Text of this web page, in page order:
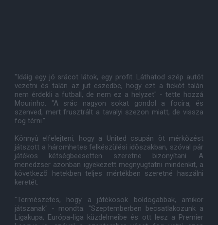
"Idáig egy jó srácot látok, egy profit. Láthatod szép autót
vezetni és talán az jut eszedbe, hogy ezt a fickót talán
nem érdekli a futball, de nem ez a helyzet" - tette hozzá
Mourinho. "A srác nagyon sokat gondol a focira, és
szenved, mert frusztrált a tavalyi szezon miatt, de vissza
fog térni."
Könnyû elfelejteni, hogy a United csupán öt mérkõzést
játszott a háromhetes felkészülési idõszakban, szóval pár
játékos kétségbeesetten szeretne bizonyítani. A
menedzser azonban igyekezett megnyugtatni mindenkit, a
következõ hetekben teljes mértékben szeretné haszálni
keretét.
"Természetes, hogy a játékosok boldogabbak, amikor
játszanak" - mondta. "Szeptemberben becsatlakozunk a
Ligakupa, Európa-liga küzdelmeibe és ott lesz a Premier